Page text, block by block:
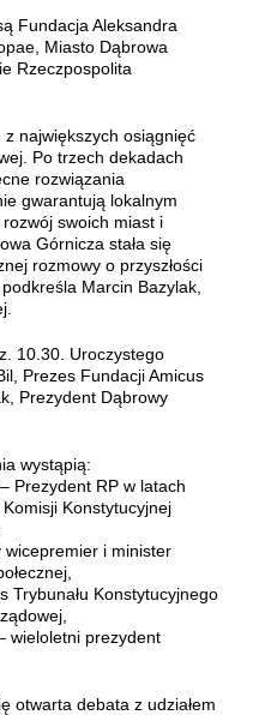
Fundacja Aleksandra
Miasto Dąbrowa
Rzeczpospolita
największych osiągnięć
Po trzech dekadach
rozwiązania
gwarantują lokalnym
swoich miast i
Górnicza stała się
rozmowy o przyszłości
Marcin Bazylak,
10.30. Uroczystego
Prezes Fundacji Amicus
Prezydent Dąbrowy
wystąpią:
– Prezydent RP w latach
Konstytucyjnej
wicepremier i minister
Trybunału Konstytucyjnego
wieloletni prezydent
otwarta debata z udziałem